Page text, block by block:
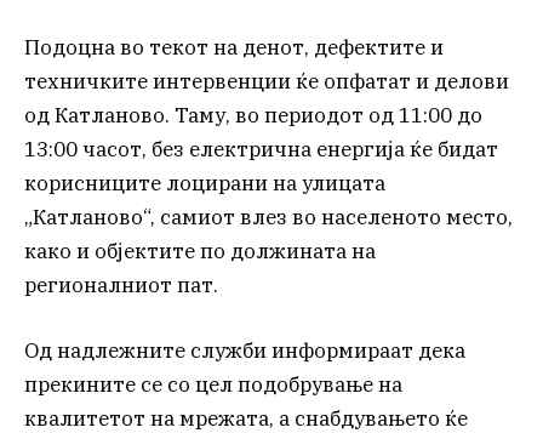
Подоцна во текот на денот, дефектите и
техничките интервенции ќе опфатат и делови
од Катланово. Таму, во периодот од 11:00 до
13:00 часот, без електрична енергија ќе бидат
корисниците лоцирани на улицата
„Катланово“, самиот влез во населеното место,
како и објектите по должината на
регионалниот пат.
Од надлежните служби информираат дека
прекините се со цел подобрување на
квалитетот на мрежата, а снабдувањето ќе